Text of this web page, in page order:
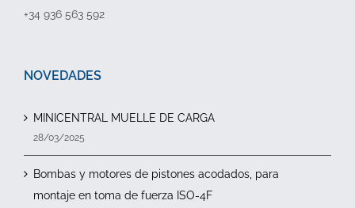
+34 936 563 592
NOVEDADES
MINICENTRAL MUELLE DE CARGA
28/03/2025
Bombas y motores de pistones acodados, para
montaje en toma de fuerza ISO-4F